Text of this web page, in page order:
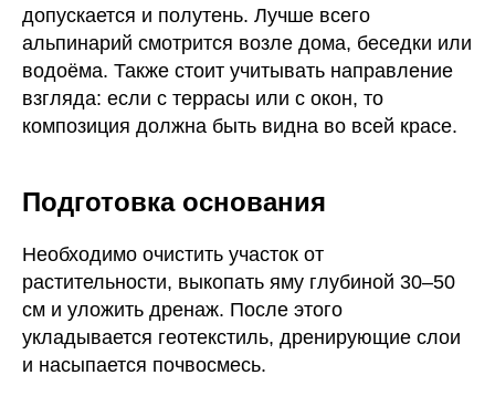
допускается и полутень. Лучше всего
альпинарий смотрится возле дома, беседки или
водоёма. Также стоит учитывать направление
взгляда: если с террасы или с окон, то
композиция должна быть видна во всей красе.
Подготовка основания
Необходимо очистить участок от
растительности, выкопать яму глубиной 30–50
см и уложить дренаж. После этого
укладывается геотекстиль, дренирующие слои
и насыпается почвосмесь.